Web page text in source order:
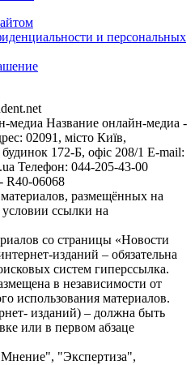
и персональных
медиа Название онлайн-медиа -
02091, місто Київ,
172-Б, офіс 208/1 E-mail:
Телефон: 044-205-43-00
R40-06068
размещённых на
условии ссылки на
со страницы «Новости
изданий – обязательна
систем гиперссылка.
в независимости от
использования материалов.
изданий) – должна быть
или в первом абзаце
"Экспертиза",